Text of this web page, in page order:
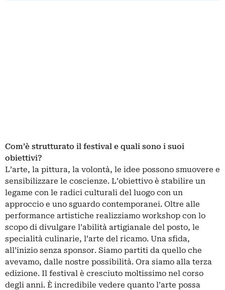
Com’è strutturato il festival e quali sono i suoi
obiettivi?
L’arte, la pittura, la volontà, le idee possono smuovere e
sensibilizzare le coscienze. L’obiettivo è stabilire un
legame con le radici culturali del luogo con un
approccio e uno sguardo contemporanei. Oltre alle
performance artistiche realizziamo workshop con lo
scopo di divulgare l’abilità artigianale del posto, le
specialità culinarie, l’arte del ricamo. Una sfida,
all’inizio senza sponsor. Siamo partiti da quello che
avevamo, dalle nostre possibilità. Ora siamo alla terza
edizione. Il festival è cresciuto moltissimo nel corso
degli anni. È incredibile vedere quanto l’arte possa